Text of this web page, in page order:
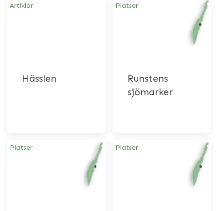
Artiklar
Hässlen
Platser
Runstens
sjömarker
Platser Platser